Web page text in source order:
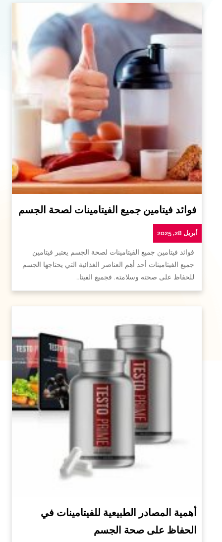
فوائد فيتامين جميع الفيتامينات لصحة الجسم
أبريل 28, 2025
فوائد فيتامين جميع الفيتامينات لصحة الجسم يعتبر فيتامين
جميع الفيتامينات أحد أهم العناصر الغذائية التي يحتاجها الجسم
للحفاظ على صحته وسلامته. فجميع الفيتا…
أهمية المصادر الطبيعية للفيتامينات في
الحفاظ على صحة الجسم